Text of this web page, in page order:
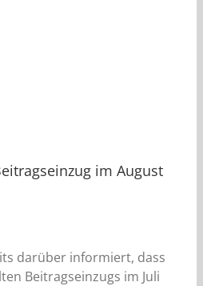
im August
darüber informiert, dass
Beitragseinzugs im Juli